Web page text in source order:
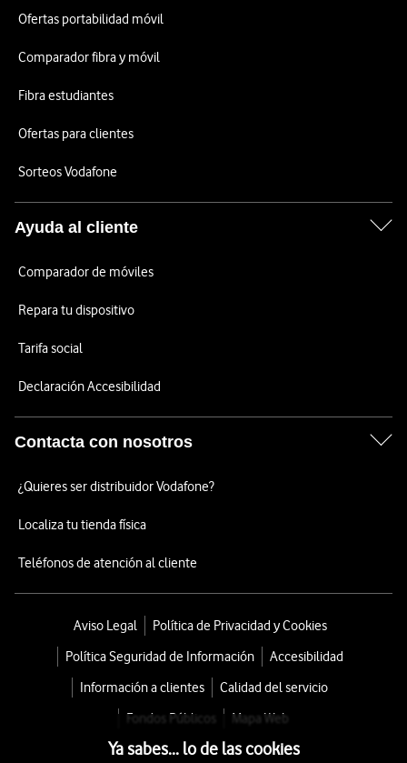
Ofertas portabilidad móvil
Comparador fibra y móvil
Fibra estudiantes
Ofertas para clientes
Sorteos Vodafone
Ayuda al cliente
Comparador de móviles
Repara tu dispositivo
Tarifa social
Declaración Accesibilidad
Contacta con nosotros
¿Quieres ser distribuidor Vodafone?
Localiza tu tienda física
Teléfonos de atención al cliente
Aviso Legal
Política de Privacidad y Cookies
Política Seguridad de Información
Accesibilidad
Información a clientes
Calidad del servicio
Fondos Públicos
Mapa Web
Ya sabes... lo de las cookies